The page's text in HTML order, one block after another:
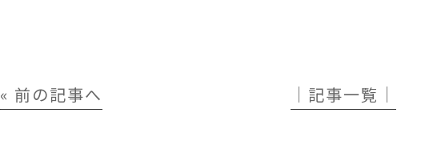
« 前の記事へ │記事一覧│